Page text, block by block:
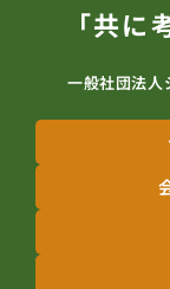
「共に
一般社団法人